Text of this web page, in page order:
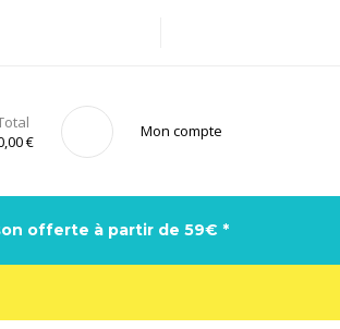
€
Mon compte
offerte à partir de 59€ *